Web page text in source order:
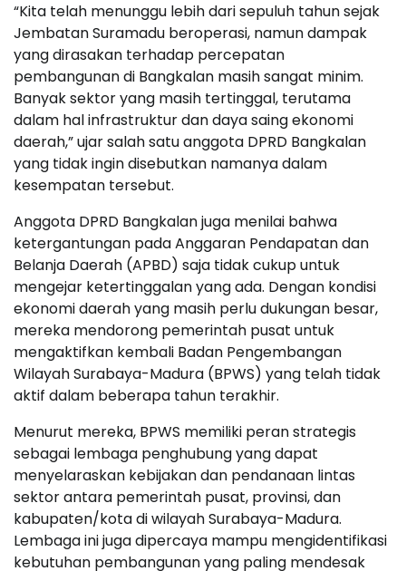
“Kita telah menunggu lebih dari sepuluh tahun sejak
Jembatan Suramadu beroperasi, namun dampak
yang dirasakan terhadap percepatan
pembangunan di Bangkalan masih sangat minim.
Banyak sektor yang masih tertinggal, terutama
dalam hal infrastruktur dan daya saing ekonomi
daerah,” ujar salah satu anggota DPRD Bangkalan
yang tidak ingin disebutkan namanya dalam
kesempatan tersebut.
Anggota DPRD Bangkalan juga menilai bahwa
ketergantungan pada Anggaran Pendapatan dan
Belanja Daerah (APBD) saja tidak cukup untuk
mengejar ketertinggalan yang ada. Dengan kondisi
ekonomi daerah yang masih perlu dukungan besar,
mereka mendorong pemerintah pusat untuk
mengaktifkan kembali Badan Pengembangan
Wilayah Surabaya-Madura (BPWS) yang telah tidak
aktif dalam beberapa tahun terakhir.
Menurut mereka, BPWS memiliki peran strategis
sebagai lembaga penghubung yang dapat
menyelaraskan kebijakan dan pendanaan lintas
sektor antara pemerintah pusat, provinsi, dan
kabupaten/kota di wilayah Surabaya-Madura.
Lembaga ini juga dipercaya mampu mengidentifikasi
kebutuhan pembangunan yang paling mendesak